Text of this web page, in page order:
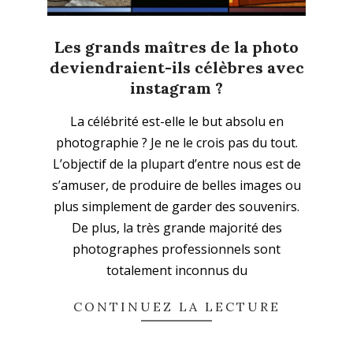
Les grands maîtres de la photo
deviendraient-ils célèbres avec
instagram ?
26
La célébrité est-elle le but absolu en
photographie ? Je ne le crois pas du tout.
L’objectif de la plupart d’entre nous est de
s’amuser, de produire de belles images ou
plus simplement de garder des souvenirs.
De plus, la très grande majorité des
photographes professionnels sont
totalement inconnus du
CONTINUEZ LA LECTURE